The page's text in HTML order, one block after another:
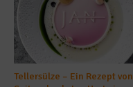
Tellersülze – Ein Rezept von